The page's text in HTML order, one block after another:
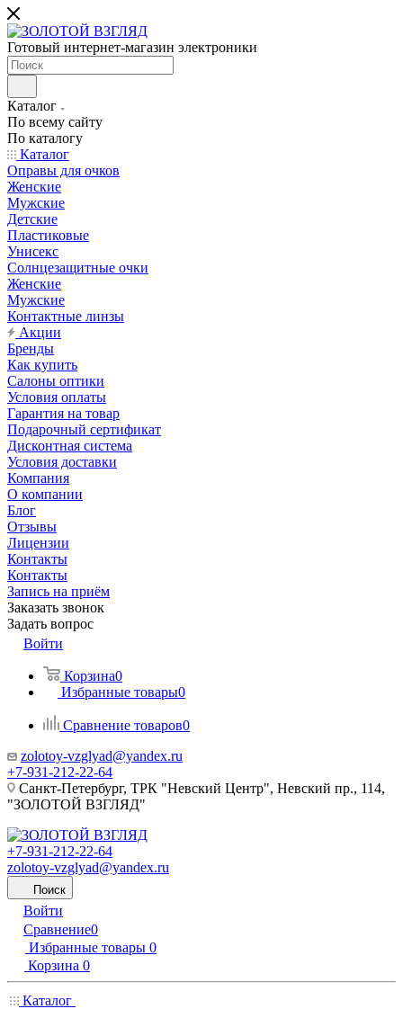
Готовый интернет-магазин электроники
Каталог
По всему сайту
По каталогу
Каталог
Оправы для очков
Женские
Мужские
Детские
Пластиковые
Унисекс
Солнцезащитные очки
Женские
Мужские
Контактные линзы
Акции
Бренды
Как купить
Салоны оптики
Условия оплаты
Гарантия на товар
Подарочный сертификат
Дисконтная система
Условия доставки
Компания
О компании
Блог
Отзывы
Лицензии
Контакты
Контакты
Запись на приём
Заказать звонок
Задать вопрос
Войти
Корзина0
Избранные товары0
Сравнение товаров0
zolotoy-vzglyad@yandex.ru
+7-931-212-22-64
Санкт-Петербург, ТРК "Невский Центр", Невский пр., 114,
"ЗОЛОТОЙ ВЗГЛЯД"
+7-931-212-22-64
zolotoy-vzglyad@yandex.ru
Поиск
Войти
Сравнение0
Избранные товары 0
Корзина 0
Каталог